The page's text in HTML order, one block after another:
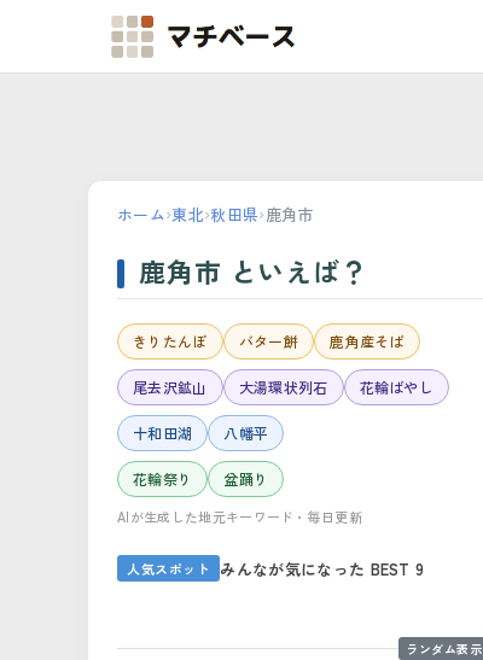
マチベース
ホーム›東北›秋田県›鹿角市
鹿角市 といえば？
きりたんぽ バター餅 鹿角産そば
尾去沢鉱山 大湯環状列石 花輪ばやし
十和田湖 八幡平
花輪祭り 盆踊り
AIが生成した地元キーワード・毎日更新
人気スポット みんなが気になった BEST 9
史跡 尾去沢鉱山
鹿角ホルモン
八幡平後生掛温泉
08
ランダム表示